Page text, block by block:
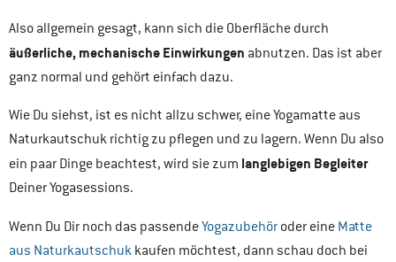
Also allgemein gesagt, kann sich die Oberfläche durch
äußerliche, mechanische Einwirkungen abnutzen. Das ist aber
ganz normal und gehört einfach dazu.
Wie Du siehst, ist es nicht allzu schwer, eine Yogamatte aus
Naturkautschuk richtig zu pflegen und zu lagern. Wenn Du also
ein paar Dinge beachtest, wird sie zum langlebigen Begleiter
Deiner Yogasessions.
Wenn Du Dir noch das passendeYogazubehör oder eine Matte
aus Naturkautschuk kaufen möchtest, dann schau doch bei